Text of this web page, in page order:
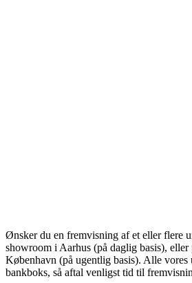
Ønsker du en fremvisning af et eller flere
showroom i Aarhus (på daglig basis), eller
København (på ugentlig basis). Alle vores
bankboks, så aftal venligst tid til